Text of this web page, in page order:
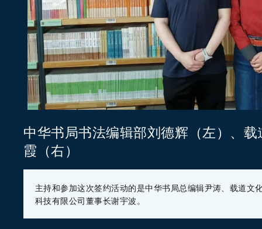
中华书局书法编辑部刘德辉（左） 、
载
霞（右）
主持和参加这次签约活动的是中华书局总编辑尹涛、载道文
科技有限公司董事长谢宇波。